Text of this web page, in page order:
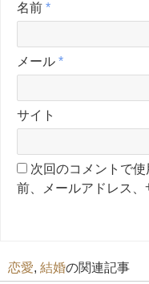
名前 *
メール *
サイト
次回のコメントで
前、メールアドレス、
恋愛, 結婚の関連記事